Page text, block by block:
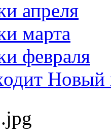
апреля
марта
февраля
Новый